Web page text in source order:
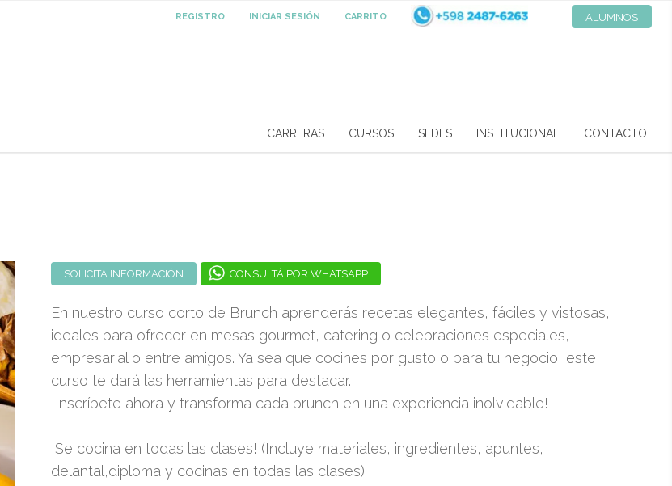
REGISTRO INICIAR SESIÓN CARRITO ALUMNOS
CARRERAS CURSOS SEDES INSTITUCIONAL CONTACTO
SOLICITÁ INFORMACIÓN CONSULTÁ POR WHATSAPP
En nuestro curso corto de Brunch aprenderás recetas elegantes, fáciles y vistosas,
ideales para ofrecer en mesas gourmet, catering o celebraciones especiales,
empresarial o entre amigos. Ya sea que cocines por gusto o para tu negocio, este
curso te dará las herramientas para destacar.
¡Inscríbete ahora y transforma cada brunch en una experiencia inolvidable!
¡Se cocina en todas las clases! (Incluye materiales, ingredientes, apuntes,
delantal,diploma y cocinas en todas las clases).